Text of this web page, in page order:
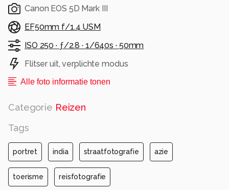
Canon EOS 5D Mark III
EF50mm f/1.4 USM
ISO 250 · ƒ/2.8 · 1/640s · 50mm
Flitser uit, verplichte modus
Alle foto informatie tonen
Categorie Reizen
Tags
portret india straatfotografie azie
toerisme reisfotografie